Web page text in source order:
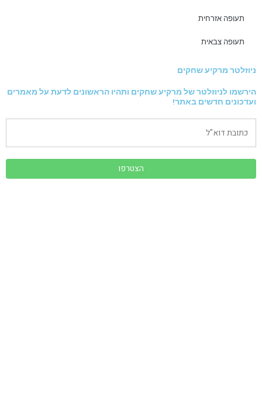
תעופה אזרחית
תעופה צבאית
ניוזלטר מרקיע שחקים
הירשמו לניוזלטר של מרקיע שחקים ותהיו הראשונים לדעת על מאמרים
ועדכונים חדשים באתר!